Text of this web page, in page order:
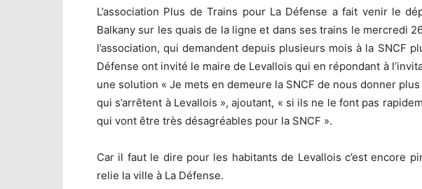
L’association Plus de Trains pour La Défense a fait venir le
Balkany sur les quais de la ligne et dans ses trains le mercredi
l’association, qui demandent depuis plusieurs mois à la SNCF
Défense ont invité le maire de Levallois qui en répondant à
une solution « Je mets en demeure la SNCF de nous donner
qui s’arrêtent à Levallois », ajoutant, « si ils ne le font pas
qui vont être très désagréables pour la SNCF ».
Car il faut le dire pour les habitants de Levallois c’est encore
relie la ville à La Défense.